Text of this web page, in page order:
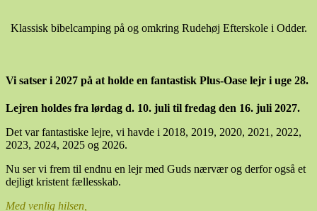
Klassisk bibelcamping på og omkring Rudehøj Efterskole i Odder.
Vi satser i 2027 på at holde en fantastisk Plus-Oase lejr i uge 28.
Lejren holdes fra lørdag d. 10. juli til fredag den 16. juli 2027.
Det var fantastiske lejre, vi havde i 2018, 2019, 2020, 2021, 2022,
2023, 2024, 2025 og 2026.
Nu ser vi frem til endnu en lejr med Guds nærvær og derfor også et
dejligt kristent fællesskab.
Med venlig hilsen,